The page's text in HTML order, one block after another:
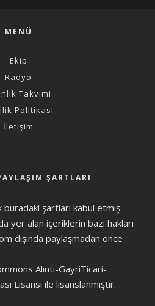
MENÜ
Ekip
Radyo
Takvimi
Politikası
İletişim
ŞARTLARI
buradaki şartları kabul etmiş
yer alan içeriklerin bazı hakları
dışında paylaşmadan önce
Alıntı-GayriTicari-
Lisansı ile lisanslanmıştır.